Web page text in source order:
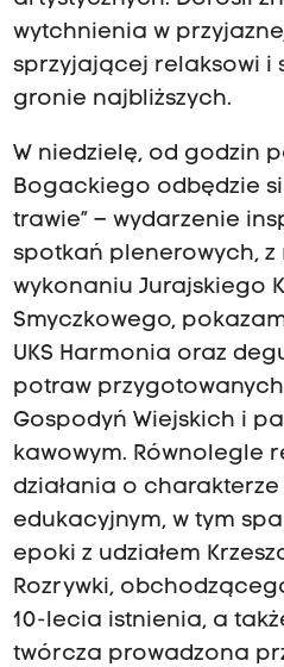
wytchnienia w
sprzyjającej relaksowi i
gronie najbliższych.
W niedzielę, od godzin
Bogackiego odbędzie
trawie” – wydarzenie
spotkań plenerowych, z
wykonaniu Jurajskiego
Smyczkowego,
UKS Harmonia oraz
potraw przygotowanych
Gospodyń Wiejskich i
kawowym. Równolegle
działania o
edukacyjnym, w tym
epoki z udziałem
Rozrywki,
10-lecia istnienia, a
twórcza prowadzona